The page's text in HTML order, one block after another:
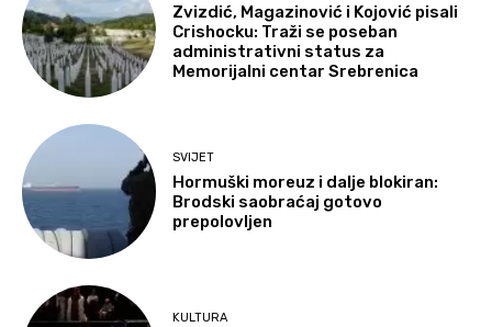
Zvizdić, Magazinović i Kojović pisali
Crishocku: Traži se poseban
administrativni status za
Memorijalni centar Srebrenica
SVIJET
Hormuški moreuz i dalje blokiran:
Brodski saobraćaj gotovo
prepolovljen
KULTURA